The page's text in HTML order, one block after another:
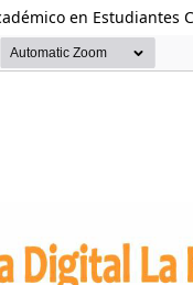
en Estudiantes